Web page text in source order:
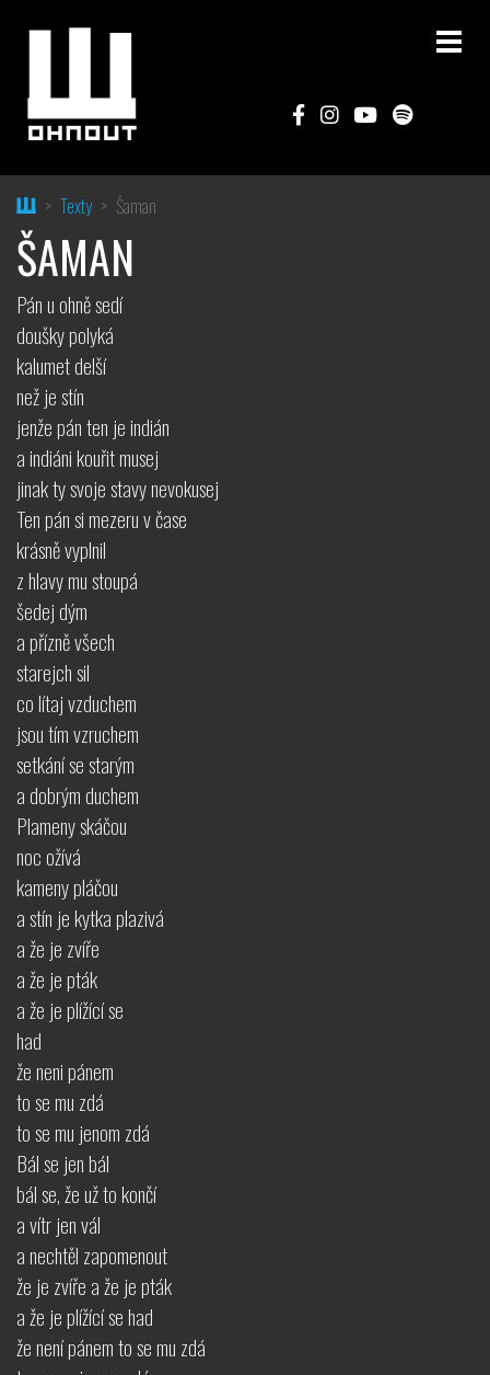
HomeTexty Šaman
ŠAMAN
Pán u ohně sedí
doušky polyká
kalumet delší
než je stín
jenže pán ten je indián
a indiáni kouřit musej
jinak ty svoje stavy nevokusej
Ten pán si mezeru v čase
krásně vyplnil
z hlavy mu stoupá
šedej dým
a přízně všech
starejch sil
co lítaj vzduchem
jsou tím vzruchem
setkání se starým
a dobrým duchem
Plameny skáčou
noc ožívá
kameny pláčou
a stín je kytka plazivá
a že je zvíře
a že je pták
a že je plížící se
had
že neni pánem
to se mu zdá
to se mu jenom zdá
Bál se jen bál
bál se, že už to končí
a vítr jen vál
a nechtěl zapomenout
že je zvíře a že je pták
a že je plížící se had
že není pánem to se mu zdá